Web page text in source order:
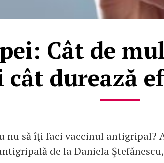
Cât de
cât durează
nu să îţi faci vaccinul antigripal?
de la Daniela